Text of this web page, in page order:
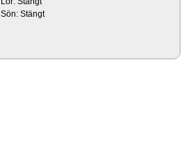
Sön: Stängt